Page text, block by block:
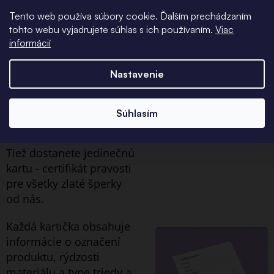
Tento web používa súbory cookie. Ďalším prechádzaním
tohto webu vyjadrujete súhlas s ich používaním. Viac
informácií
Nastavenie
Súhlasím
všetky objednávky so
zlatými šperkami do
elegantných
papierových krabičiek.
Certifikát
pravosti
Tiež dostanete jedinečnú
kartu - certifikát pravosti
pre všetky zlaté šperky
od nás.
Každá kartička obsahuje
informácie o označení
produktu, rýdzosti